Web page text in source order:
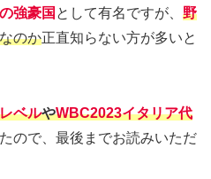
強豪国 として有名ですが、 野
なのか正直知らない方が多いと
ベルやWBC2023イタリア代
ので、最後までお読みいただ